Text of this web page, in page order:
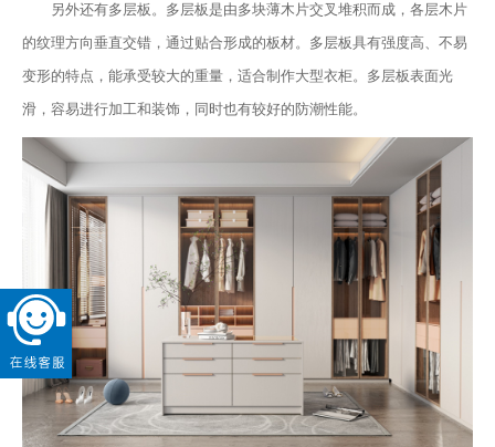
另外还有多层板。多层板是由多块薄木片交叉堆积而成，各层木片
的纹理方向垂直交错，通过贴合形成的板材。多层板具有强度高、不易
变形的特点，能承受较大的重量，适合制作大型衣柜。多层板表面光
滑，容易进行加工和装饰，同时也有较好的防潮性能。